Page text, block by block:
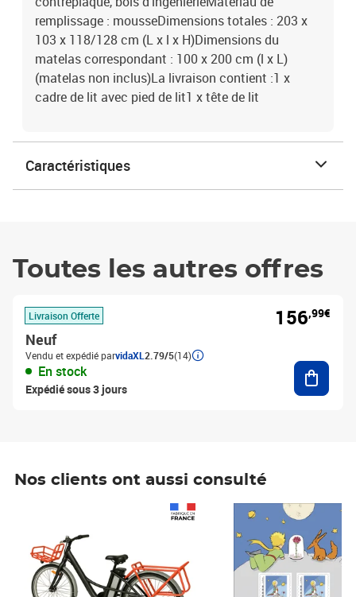
remplissage : mousseDimensions totales : 203 x
103 x 118/128 cm (L x l x H)Dimensions du
matelas correspondant : 100 x 200 cm (l x L)
(matelas non inclus)La livraison contient :1 x
cadre de lit avec pied de lit1 x tête de lit
Caractéristiques
Toutes les autres offres
Livraison Offerte
Neuf
Vendu et expédié parvidaXL 2.79/5(14)
En stock
Expédié sous 3 jours
156,99€
Nos clients ont aussi consulté
Prix 7,50€